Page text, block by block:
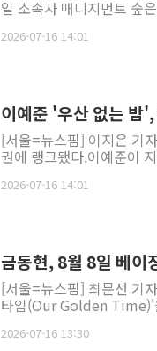
일 소속사 매니지먼트 숲
2026-07-16 14:01
이예준 '우산 없는 밤
[서울=뉴스핌] 이지은 기
권에 랭크됐다.이예준이
2026-07-16 14:01
금동현, 8월 8일 베이
[서울=뉴스핌] 최문선 기
타임(Our Golden Time)'
2026-07-16 13:30